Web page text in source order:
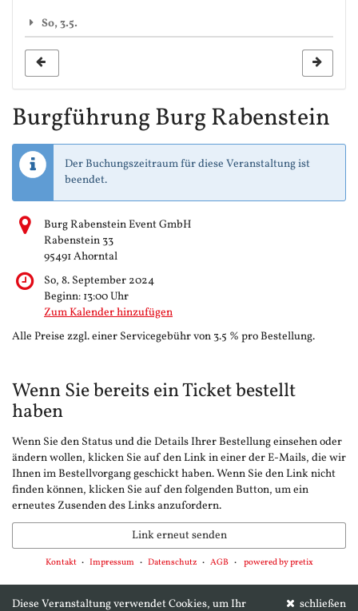
So, 3.5.
Burgführung Burg Rabenstein
Der Buchungszeitraum für diese Veranstaltung ist
beendet.
Burg Rabenstein Event GmbH
Rabenstein 33
95491 Ahorntal
So, 8. September 2024
Beginn: 13:00Uhr
Zum Kalender hinzufügen
Alle Preise zzgl. einer Servicegebühr von 3.5 % pro Bestellung.
Wenn Sie bereits ein Ticket bestellt
haben
Wenn Sie den Status und die Details Ihrer Bestellung einsehen oder
ändern wollen, klicken Sie auf den Link in einer der E-Mails, die wir
Ihnen im Bestellvorgang geschickt haben. Wenn Sie den Link nicht
finden können, klicken Sie auf den folgenden Button, um ein
erneutes Zusenden des Links anzufordern.
Link erneut senden
Kontakt Impressum Datenschutz AGB powered by pretix
schließen
Diese Veranstaltung verwendet Cookies, um Ihr